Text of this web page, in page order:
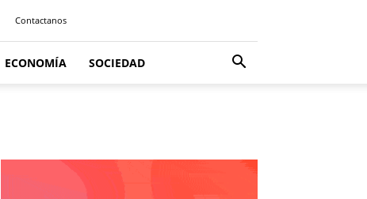
Contactanos
ECONOMÍA SOCIEDAD